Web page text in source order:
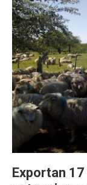
Exportan